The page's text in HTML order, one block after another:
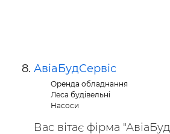
АвіаБудСервіс
Оренда обладнання
Леса будівельні
Насоси
Вас вітає фірма